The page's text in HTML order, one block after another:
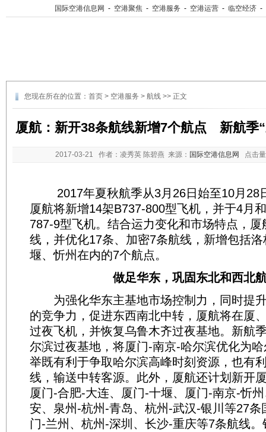
国际空港信息网 - 空港聚焦 - 空港服务 - 空港运营 - 临空经济 -
您现在所在的位置： 首页 > 空港服务 > 航线 >> 正文
厦航：新开38条航线新增7个航点 新航季
2017-03-21 作者：凌秀英 陈碧燕 来源： 国际空港信息网 点击
2017年夏秋航季从3月26日始至10月28
厦航将新增14架B737-800型飞机，并于4月
787-9型飞机。结合运力变化和市场特点，
线，并优化17条、加密7条航线，新增包括
堰、忻州在内的7个航点。
做足华东，巩固东北和西北
为强化华东主基地市场控制力，同时提
的竞争力，促进东西南北中转，厦航将在厦
过夜飞机，并恢复乌鲁木齐过夜基地。新航
尔滨过夜基地，将厦门-南京-哈尔滨优化为
举既有利于争取哈尔滨高峰时刻资源，也有
线，输送中转客源。此外，厦航还计划新开
厦门-合肥-大连、厦门-十堰、厦门-南京-忻
安、泉州-杭州-青岛、杭州-武汉-银川等27条
门-兰州、杭州-深圳、长沙-重庆等7条航线